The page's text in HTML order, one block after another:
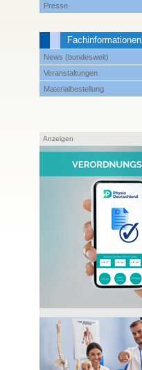
Presse
Fachinformationen
News (bundesweit)
Veranstaltungen
Materialbestellung
Anzeigen